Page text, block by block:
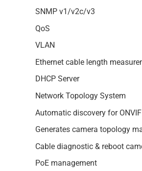
SNMP v1/v2c/v3
QoS
VLAN
Ethernet cable length
DHCP Server
Network Topology System
Automatic discovery for
Generates camera topology
Cable diagnostic & reboot
PoE management